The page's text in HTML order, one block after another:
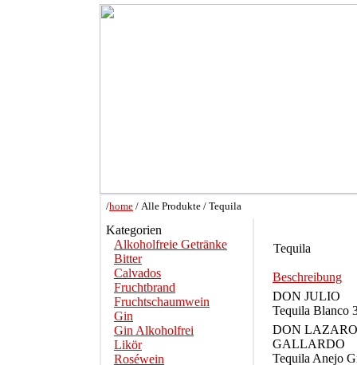
/home / Alle Produkte / Tequila
Kategorien
Alkoholfreie Getränke
Bitter
Calvados
Fruchtbrand
Fruchtschaumwein
Gin
Gin Alkoholfrei
Likör
Roséwein
Tequila
Beschreibung
DON JULIO
Tequila Blanco
DON LAZARO
GALLARDO
Tequila Anejo